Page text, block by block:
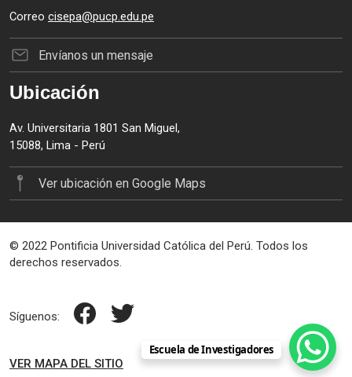
Correo cisepa@pucp.edu.pe
Envíanos un mensaje
Ubicación
Av. Universitaria 1801 San Miguel,
15088, Lima - Perú
Ver ubicación en Google Maps
© 2022 Pontificia Universidad Católica del Perú. Todos los
derechos reservados.
Síguenos:
VER MAPA DEL SITIO
Escuela de Investigadores